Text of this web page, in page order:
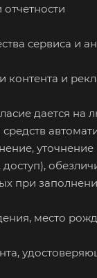
отчетности
сервиса и
контента и
дается
доступ),
при
место